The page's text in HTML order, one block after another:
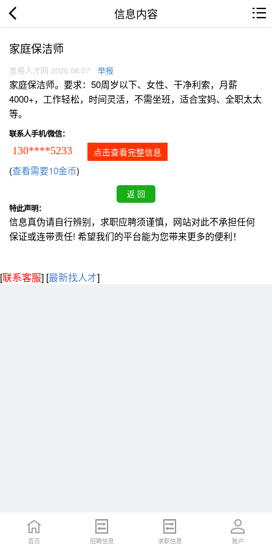
信息内容
家庭保洁师
普格人才网 2026.08.07 举报
家庭保洁师。要求：50周岁以下、女性、干净利索，月薪
4000+，工作轻松，时间灵活，不需坐班，适合宝妈、全职太太
等。
联系人手机/微信：
130****5233 点击查看完整信息
(查看需要10金币)
特此声明：
信息真伪请自行辨别，求职应聘须谨慎，网站对此不承担任何
保证或连带责任! 希望我们的平台能为您带来更多的便利！
[联系客服] [最新找人才]
首页 招聘信息 求职信息 账户